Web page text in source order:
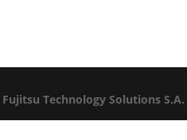
Fujitsu Technology Solutions S.A.